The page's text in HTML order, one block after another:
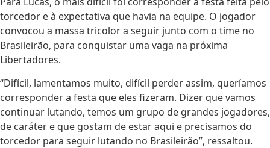
torcedor e à expectativa que havia na equipe. O jogador
convocou a massa tricolor a seguir junto com o time no
Brasileirão, para conquistar uma vaga na próxima
Libertadores.
“Difícil, lamentamos muito, difícil perder assim, queríamos
corresponder a festa que eles fizeram. Dizer que vamos
continuar lutando, temos um grupo de grandes jogadores,
de caráter e que gostam de estar aqui e precisamos do
torcedor para seguir lutando no Brasileirão”, ressaltou.